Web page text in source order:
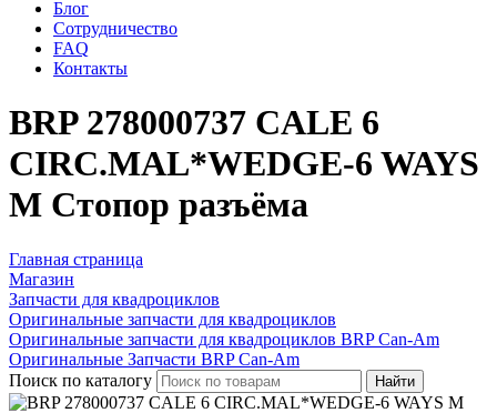
Блог
Сотрудничество
FAQ
Контакты
BRP 278000737 CALE 6
CIRC.MAL*WEDGE-6 WAYS
M Стопор разъёма
Главная страница
Магазин
Запчасти для квадроциклов
Оригинальные запчасти для квадроциклов
Оригинальные запчасти для квадроциклов BRP Can-Am
Оригинальные Запчасти BRP Can-Am
Поиск по каталогу
Найти